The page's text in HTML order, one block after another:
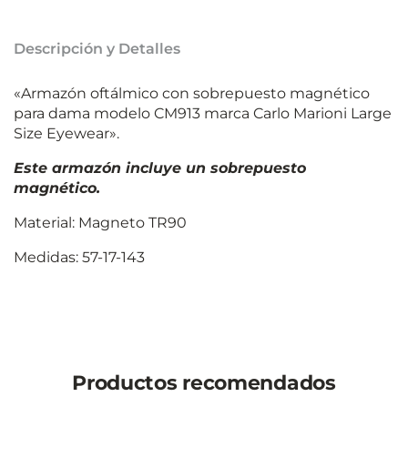
Descripción y Detalles
«Armazón oftálmico con sobrepuesto magnético
para dama modelo CM913 marca Carlo Marioni Large
Size Eyewear».
Este armazón incluye un sobrepuesto
magnético.
Material: Magneto TR90
Medidas: 57-17-143
Productos recomendados